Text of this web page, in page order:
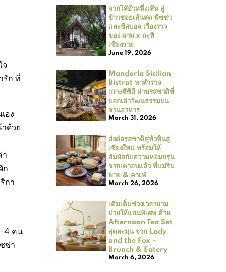
รัก ที่
อง
ด้วย
ก
กา
4 คน
ซ่า
จากไส้อั่วหนึ่งเส้น สู่
ข้าวซอยเส้นสด พิซซ่า
และชีสบอล เรื่องราว
ของ ผาม x กะทิ
เชียงราย
June 19, 2026
Mandorla Sicilian
Bistrot พาสำรวจ
เกาะซิซิลี ผ่านรสชาติที่
บอกเล่าวัฒนธรรมบน
จานอาหาร
March 31, 2026
ส่งต่อรสชาติคู่หัวหินสู่
เชียงใหม่ พร้อมให้
สัมผัสกับความหอมกรุ่น
จากเตาอบแล้ว ที่แม่ริม
พาย & คาเฟ่
March 26, 2026
เติมเต็มช่วงเวลายาม
บ่ายให้แสนพิเศษ ด้วย
Afternoon Tea Set
สุดละมุน จาก Lady
and the Fox –
Brunch & Eatery
March 6, 2026